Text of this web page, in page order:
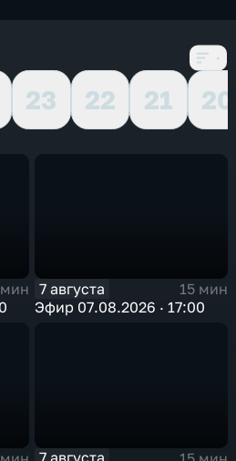
23 22 21
20
7 августа
15 мин
Эфир 07.08.2026 · 17:00